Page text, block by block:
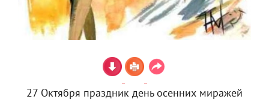
27 Октября праздник день осенних миражей